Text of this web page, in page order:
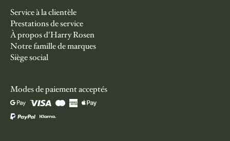
Service à la clientèle
Prestations de service
À propos d'Harry Rosen
Notre famille de marques
Siège social
Modes de paiement acceptés